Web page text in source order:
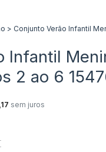
> Conjunto Verão Infantil
Infantil
2 ao 6
sem juros